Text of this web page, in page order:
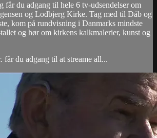
får du adgang til hele 6 tv-udsendelser om
og Lodbjerg Kirke. Tag med til Dåb og
kom på rundvisning i Danmarks mindste
og hør om kirkens kalkmalerier, kunst og
får du adgang til at streame all...